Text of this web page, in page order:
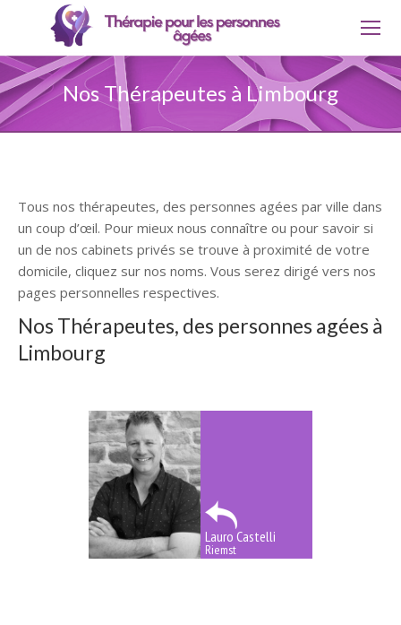
Nos Thérapeutes à Limbourg
Tous nos thérapeutes, des personnes agées par ville dans
un coup d’œil. Pour mieux nous connaître ou pour savoir si
un de nos cabinets privés se trouve à proximité de votre
domicile, cliquez sur nos noms. Vous serez dirigé vers nos
pages personnelles respectives.
Nos Thérapeutes, des personnes agées à
Limbourg
Lauro Castelli
Riemst